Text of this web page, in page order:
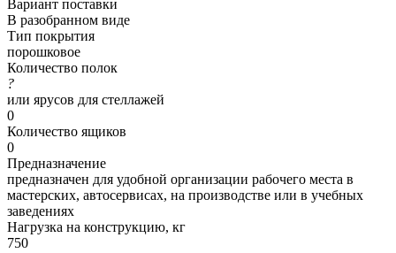
Вариант поставки
В разобранном виде
Тип покрытия
порошковое
Количество полок
?
или ярусов для стеллажей
0
Количество ящиков
0
Предназначение
предназначен для удобной организации рабочего места в
мастерских, автосервисах, на производстве или в учебных
заведениях
Нагрузка на конструкцию, кг
750